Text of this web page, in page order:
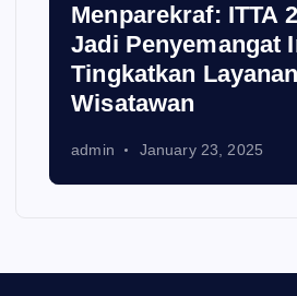
Menparekraf: ITTA
Jadi Penyemangat
Tingkatkan
Wisatawan
admin January 23, 2025